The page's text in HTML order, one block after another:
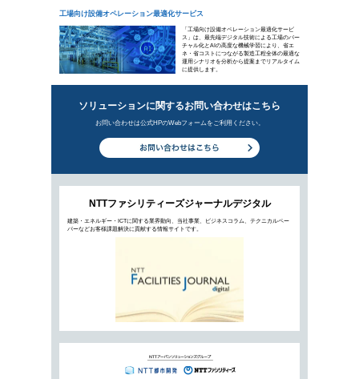
ソリューション
工場向け設備オペレーション最適化サービス
新着ビジ
都市経営のDXを推進する「Project
2021年8月11日公開
都市経営のDXを加速させるため、日本で新し